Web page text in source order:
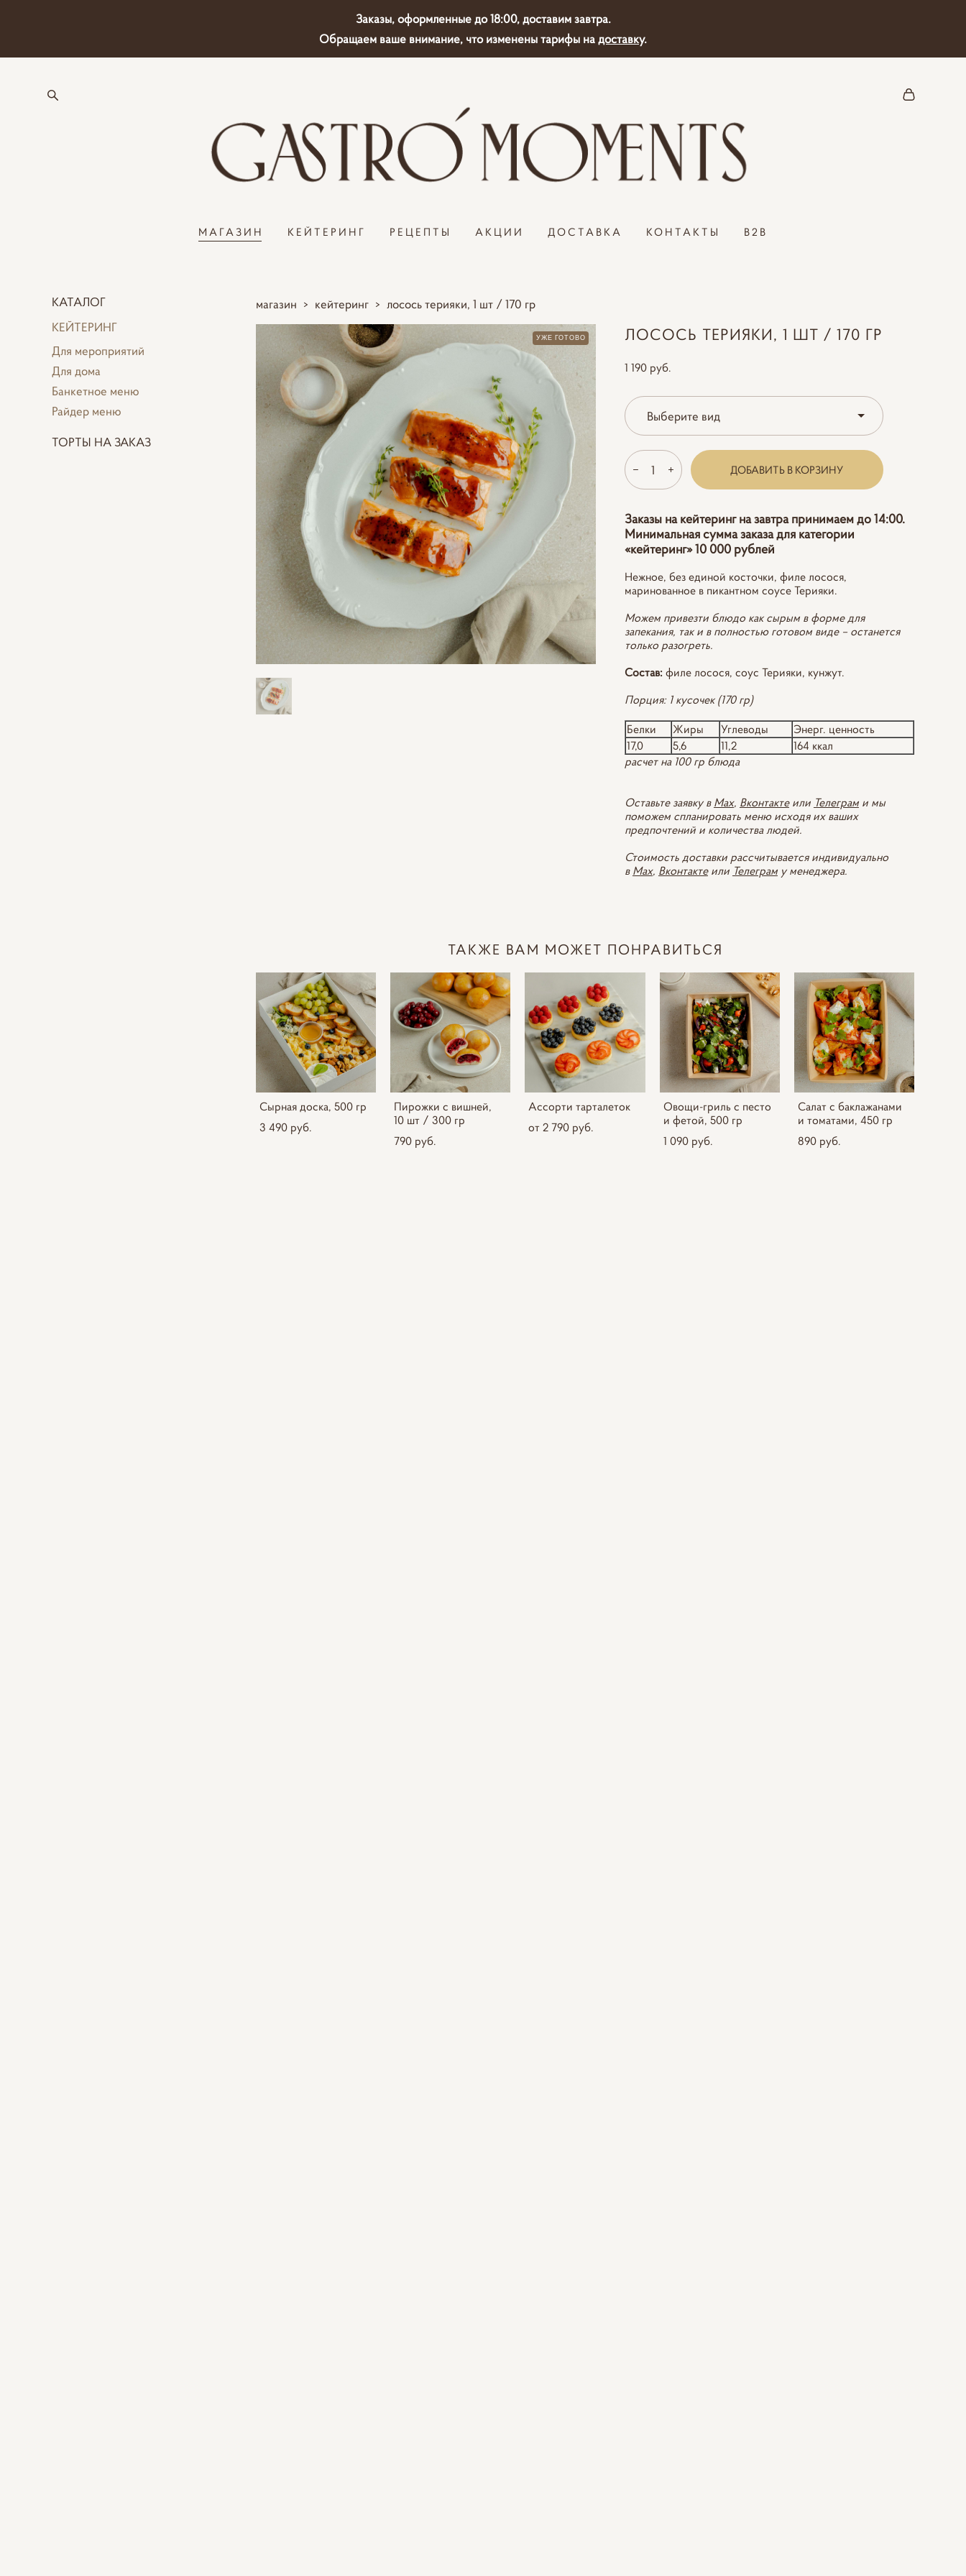
Заказы, оформленные до 18:00, доставим завтра.
Обращаем ваше внимание, что изменены тарифы надоставку.
МАГАЗИН КЕЙТЕРИНГ РЕЦЕПТЫ АКЦИИ ДОСТАВКА КОНТАКТЫ B2B
КАТАЛОГ
КЕЙТЕРИНГ
Для мероприятий
Для дома
Банкетное меню
Райдер меню
ТОРТЫ НА ЗАКАЗ
магазин > кейтеринг > лосось терияки, 1 шт / 170 гр
УЖЕ ГОТОВО ЛОСОСЬ ТЕРИЯКИ, 1 ШТ / 170 ГР
1 190 pуб.
Выберите вид
ДОБАВИТЬ В КОРЗИНУ
Заказы на кейтеринг на завтра принимаем до 14:00.
Минимальная сумма заказа для категории
«кейтеринг» 10 000 рублей
Нежное, без единой косточки, филе лосося,
маринованное в пикантном соусе Терияки.
Можем привезти блюдо как сырым в форме для
запекания, так и в полностью готовом виде – останется
только разогреть.
Cостав:филе лосося, соус Терияки, кунжут.
Порция: 1 кусочек (170 гр)
Белки Жиры Углеводы
Энерг. ценность
17,0
5,6 11,2
164 ккал
расчет на 100 гр блюда
Оставьте заявку в Max, Вконтактеили Телеграми мы
поможем спланировать меню исходя их ваших
предпочтений и количества людей.
Стоимость доставки рассчитывается индивидуально
в Max, Вконтактеили Телеграму менеджера.
ТАКЖЕ ВАМ МОЖЕТ ПОНРАВИТЬСЯ
Сырная доска, 500 гр
3 490 pуб.
Пирожки с вишней,
10 шт / 300 гр
790 pуб.
Ассорти тарталеток
от 2 790 pуб.
Овощи-гриль с песто
и фетой, 500 гр
1 090 pуб.
Салат с баклажанами
и томатами, 450 гр
890 pуб.